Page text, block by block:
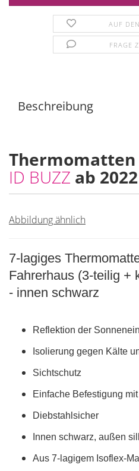
AUF
FRAGE
Beschreibung
Thermomatten
ID BUZZ ab 2022
Abbildung ähnlich
7-lagiges
Fahrerhaus (3-teilig +
- innen schwarz
Reflektion der
Isolierung gegen Kälte
Sichtschutz
Einfache Befestigung
Diebstahlsicher
Innen schwarz, außen
Aus 7-lagigem Isoflex-